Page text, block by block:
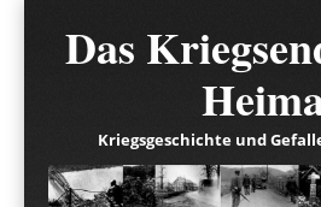
Das
Kriegsgeschichte und